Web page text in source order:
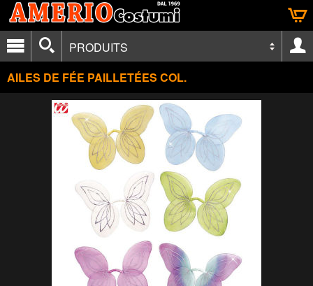
PRODUITS
AILES DE FÉE PAILLETÉES COL.